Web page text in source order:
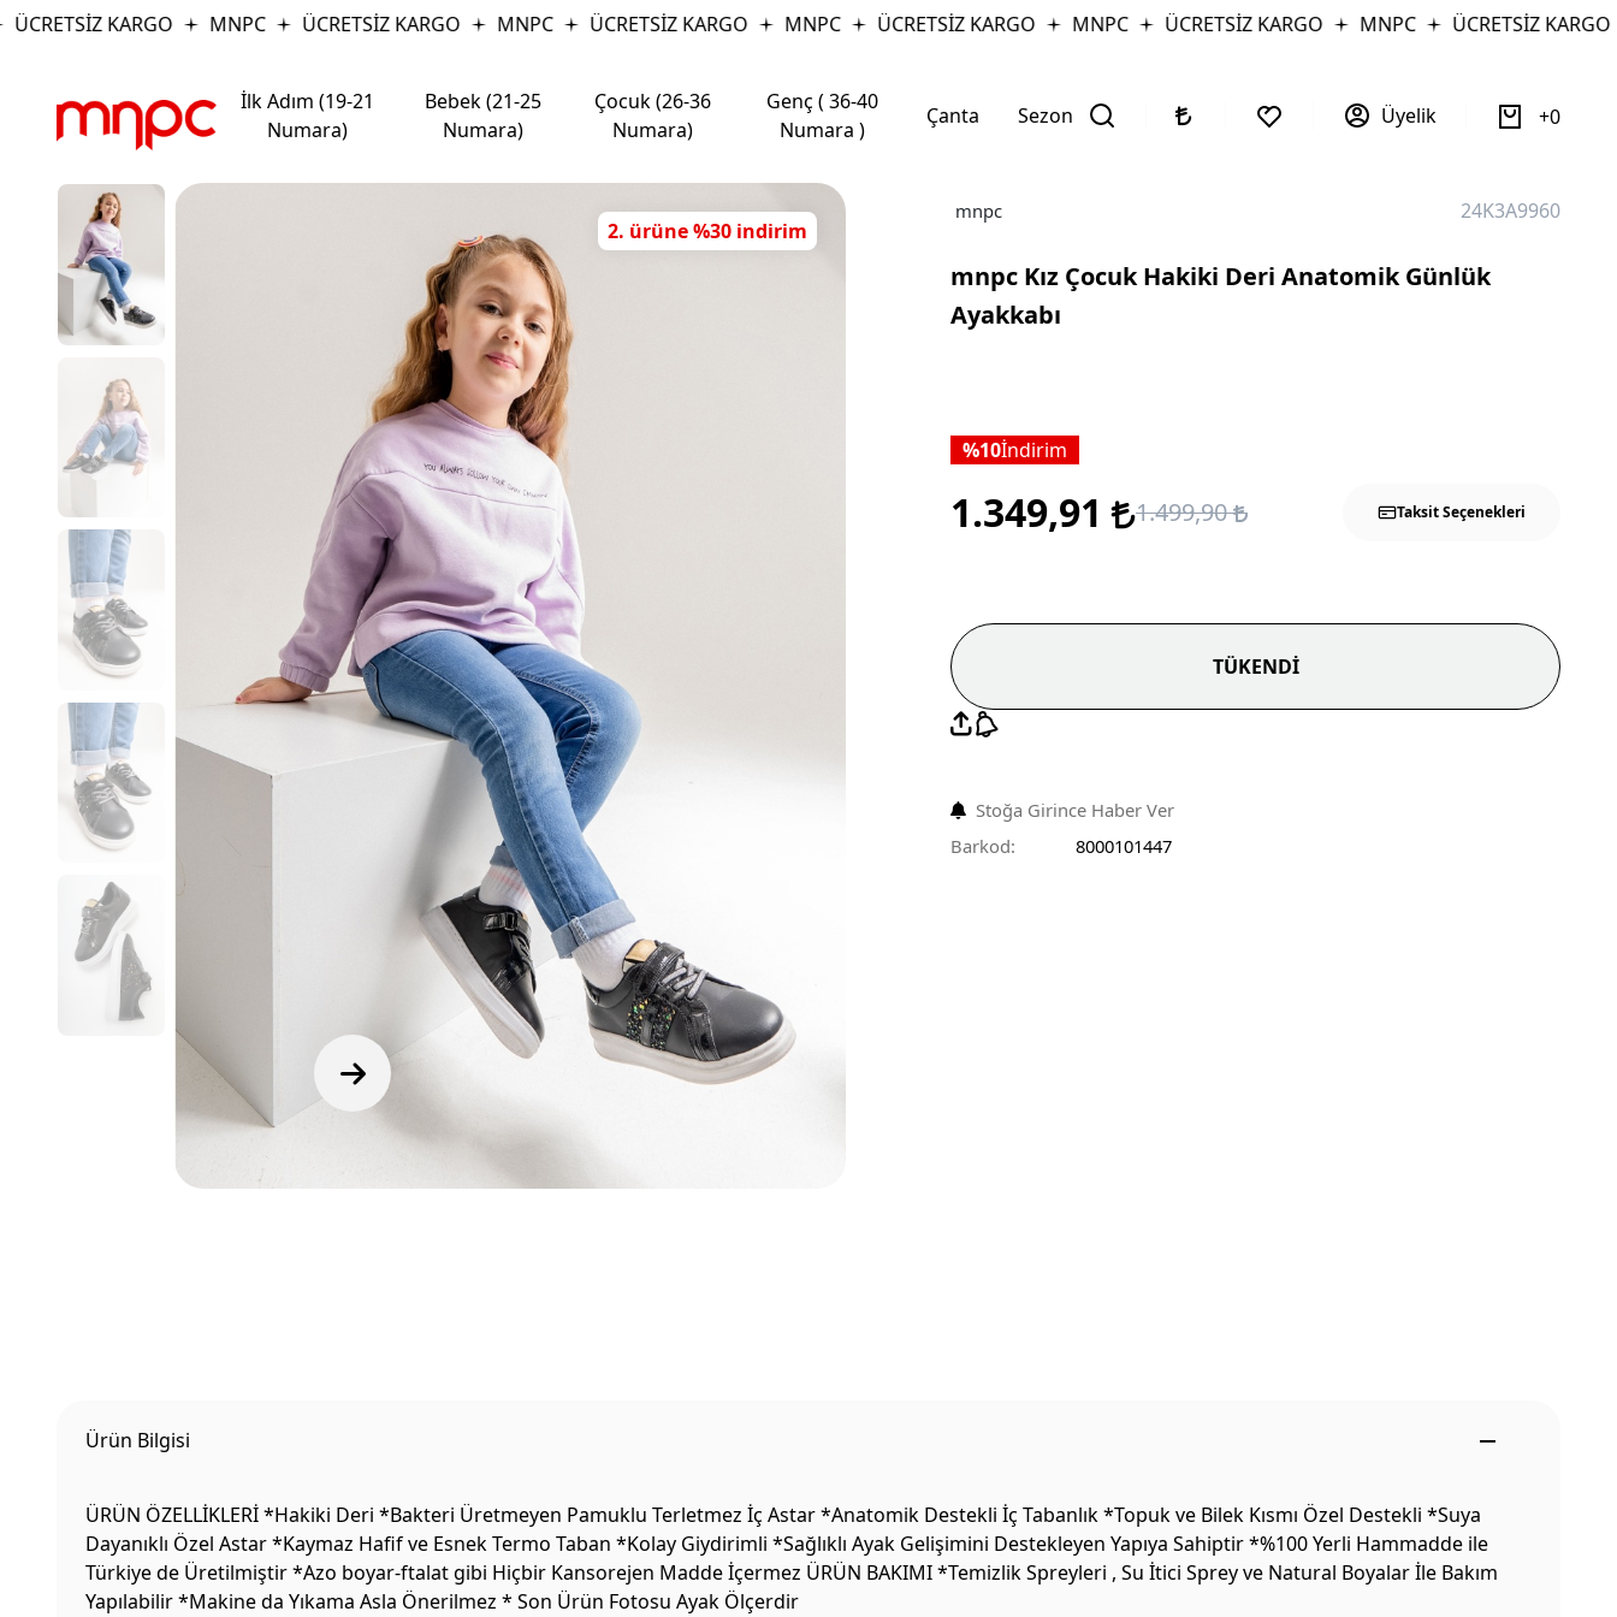
KARGO MNPC ÜCRETSİZ KARGO MNPC ÜCRETSİZ KARGO MNPC ÜCRETSİZ KARGO MNPC ÜCRETSİZ KARGO MNPC ÜCRETSİZ KARGO
İlk Adım (19-21
Numara)
Bebek (21-25
Numara)
Çocuk (26-36
Numara)
Genç ( 36-40
Numara )
Çanta Sezon Üyelik 0
2. ürüne %30 indirim
mnpc 24K3A9960
mnpc Kız Çocuk Hakiki Deri Anatomik Günlük
Ayakkabı
10İndirim
1.349,91 1.499,90 Taksit Seçenekleri
TÜKENDİ
Stoğa Girince Haber Ver
Barkod:
8000101447
Ürün Bilgisi
ÜRÜN ÖZELLİKLERİ *Hakiki Deri *Bakteri Üretmeyen Pamuklu Terletmez İç Astar *Anatomik Destekli İç Tabanlık *Topuk ve Bilek Kısmı Özel Destekli *Suya
Dayanıklı Özel Astar *Kaymaz Hafif ve Esnek Termo Taban *Kolay Giydirimli *Sağlıklı Ayak Gelişimini Destekleyen Yapıya Sahiptir *%100 Yerli Hammadde ile
Türkiye de Üretilmiştir *Azo boyar-ftalat gibi Hiçbir Kansorejen Madde İçermez ÜRÜN BAKIMI *Temizlik Spreyleri , Su İtici Sprey ve Natural Boyalar İle Bakım
Yapılabilir *Makine da Yıkama Asla Önerilmez * Son Ürün Fotosu Ayak Ölçerdir